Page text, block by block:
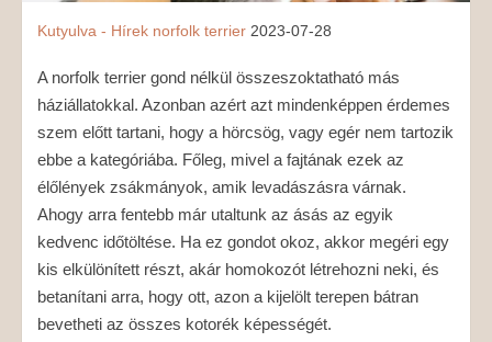
Kutyulva - Hírek norfolk terrier 2023-07-28
A norfolk terrier gond nélkül összeszoktatható más
háziállatokkal. Azonban azért azt mindenképpen érdemes
szem előtt tartani, hogy a hörcsög, vagy egér nem tartozik
ebbe a kategóriába. Főleg, mivel a fajtának ezek az
élőlények zsákmányok, amik levadászásra várnak.
Ahogy arra fentebb már utaltunk az ásás az egyik
kedvenc időtöltése. Ha ez gondot okoz, akkor megéri egy
kis elkülönített részt, akár homokozót létrehozni neki, és
betanítani arra, hogy ott, azon a kijelölt terepen bátran
bevetheti az összes kotorék képességét.